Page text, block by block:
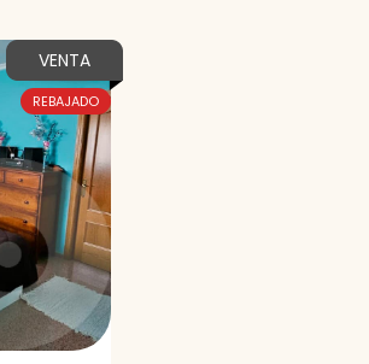
VENTA
REBAJADO